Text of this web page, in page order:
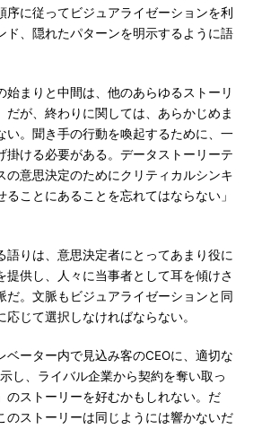
序に従ってビジュアライゼーションを利
ド、隠れたパターンを明示するように語
まりと中間は、他のあらゆるストーリ
だが、終わりに関しては、あらかじめま
い。聞き手の行動を喚起するために、一
掛ける必要がある。データストーリーテ
の意思決定のためにクリティカルシンキ
ることにあることを忘れてはならない」
りは、意思決定者にとってあまり役に
提供し、人々に当事者として耳を傾けさ
だ。文脈もビジュアライゼーションと同
じて選択しなければならない。
ーター内で見込み客のCEOに、適切な
し、ライバル企業から契約を奪い取っ
のストーリーを好むかもしれない。だ
のストーリーは同じようには響かないだ